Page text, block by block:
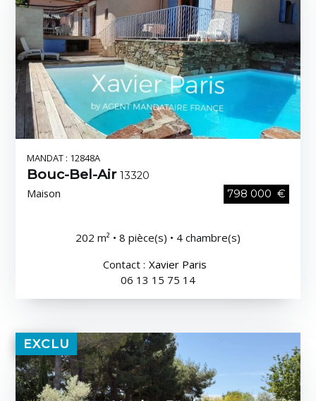
MANDAT : 12848A
Bouc-Bel-Air13320
Maison 798 000 €
202 m² • 8 pièce(s) • 4 chambre(s)
Contact : Xavier Paris
06 13 15 75 14
EXCLU